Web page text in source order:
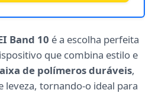
Band 10 é a escolha perfeita
que combina estilo e
de polímeros duráveis,
leveza, tornando-o ideal para